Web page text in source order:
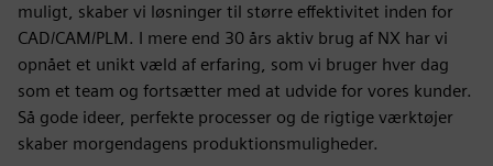
muligt, skaber vi løsninger til større effektivitet inden for
CAD/CAM/PLM. I mere end 30 års aktiv brug af NX har vi
opnået et unikt væld af erfaring, som vi bruger hver dag
som et team og fortsætter med at udvide for vores kunder.
Så gode ideer, perfekte processer og de rigtige værktøjer
skaber morgendagens produktionsmuligheder.